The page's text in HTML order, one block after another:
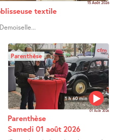
15 Août 2026
textile
1 h 60 min
Parenthèse
01 Août 2026
Parenthèse
Samedi 01 août 2026